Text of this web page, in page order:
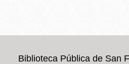
navegación
Biblioteca Pública de San